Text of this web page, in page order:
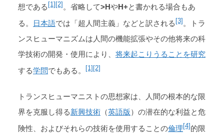
想である [1] [2] 。省略して>HやH+と書かれる場合もあ
る。
日本語では「超人間主義」などと訳される [3] 。トラ
ンスヒューマニズムは人間の機能拡張やその他将来の科
学技術の開発・使用により、 将来起こりうることを研究
する学問でもある。 [1] [2]
トランスヒューマニストの思想家は、人間の根本的な限
界を克服し得る新興技術 （英語版）の潜在的な利益と危
険性、およびそれらの技術を使用することの倫理 [4] 的限